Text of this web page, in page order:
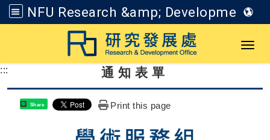
NFU Research &amp; Development Office
Go to main content
::: 通知表單
Share Print this page